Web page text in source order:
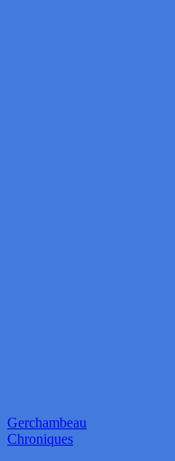
Gerchambeau
Chroniques